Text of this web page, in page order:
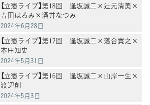
【立憲ライブ】第18回 逢坂誠二×辻元清美×
吉田はるみ×酒井なつみ
2024年6月28日
【立憲ライブ】第17回 逢坂誠二×落合貴之×
本庄知史
2024年5月31日
【立憲ライブ】第16回 逢坂誠二×山岸一生×
渡辺創
2024年5月3日